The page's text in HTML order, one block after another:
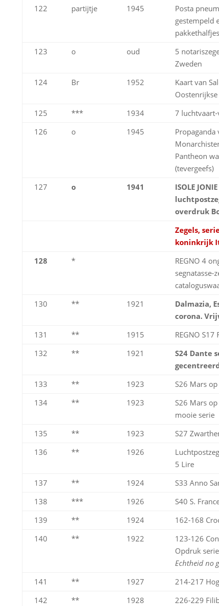
122 partijtje 1945
Posta
gestempeld
123
o oud
5
Zweden
124
Br 1952
Kaart van
125
*** 1934
7
126
o 1945
Propaganda
Pantheon
(tevergeefs)
127
o 1941
ISOLE
overdruk
Zegels,
koninkrijk
128
*
REGNO 4
segnatasse-
130
** 1921
Dalmazia,
corona.
131
** 1915
REGNO S17
132
** 1921
S24 Dante
133
** 1923
S26 Mars
134
** 1923
S26 Mars
mooie serie
135
** 1923
S27
136
** 1926
5 Lire
137
** 1924
S33 Anno
138
*** 1926
S40 S.
139
** 1924
162-168
140
** 1922
123-126
Opdruk
Echtheid no
141
** 1927
214-217
142
** 1928
226-229